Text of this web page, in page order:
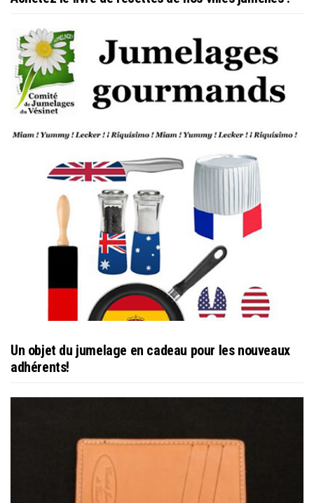
Un objet du jumelage en cadeau pour les nouveaux
adhérents!